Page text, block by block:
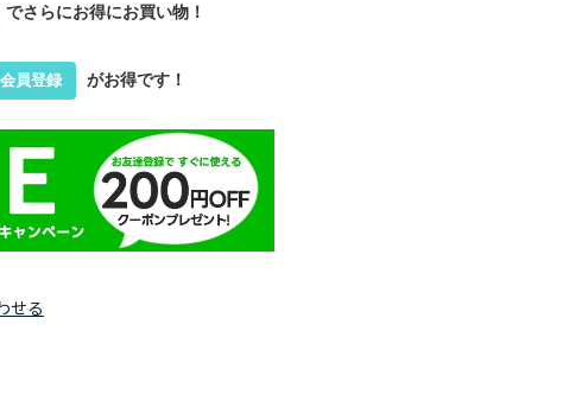
でさらにお得にお買い物！
員登録 がお得です！
せる